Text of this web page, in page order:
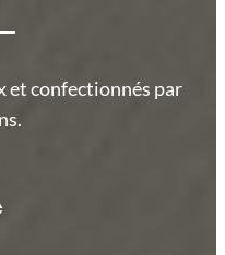
et confectionnés par